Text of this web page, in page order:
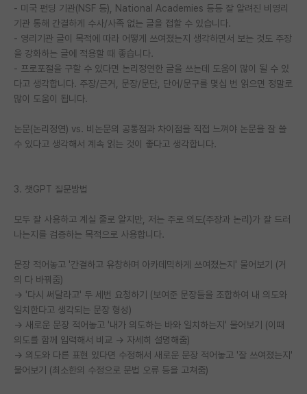
- 미국 펀딩 기관(NSF 등), National Academies 등등 잘 알려진 비영리
기관 통해 간결하게 수사/사족 없는 글을 접할 수 있습니다.
- 영리기관 글이 목적에 따라 어떻게 쓰여졌는지 생각하면서 보는 것도 주장
을 강화하는 글에 적용할 때 좋습니다.
- 프로포절을 구할 수 있다면 논리정연한 글을 쓰는데 도움이 많이 될 수 있
다고 생각합니다. 주장/근거, 문장/문단, 단어/문구를 몇십 번 읽으면 정말로
많이 도움이 됩니다.
논문(논리정연) vs. 비논문의 공통점과 차이점을 직접 느껴야 논문을 잘 쓸
수 있다고 생각해서 계속 읽는 것이 좋다고 생각합니다.
3. 챗GPT 질문방법
모두 잘 사용하고 계실 줄로 알지만, 저는 주로 의도(주장과 논리)가 잘 드러
나는지를 검증하는 목적으로 사용합니다.
문장 적어놓고 '간결하고 유창하며 아카데믹하게 쓰여졌는지' 물어보기 (거
의 다 바꿔줌)
→ '다시 써달라고' 두 세번 요청하기 (보여준 문장들을 조합하여 내 의도와
일치한다고 생각되는 문장 형성)
→ 새로운 문장 적어놓고 '내가 의도하는 바와 일치하는지' 물어보기 (이때
의도를 함께 입력해서 비교 → 자세히 설명해줌)
→ 의도와 다른 표현 있다면 수정해서 새로운 문장 적어놓고 '잘 쓰여졌는지'
물어보기 (최소한의 수정으로 문법 오류 등을 고쳐줌)